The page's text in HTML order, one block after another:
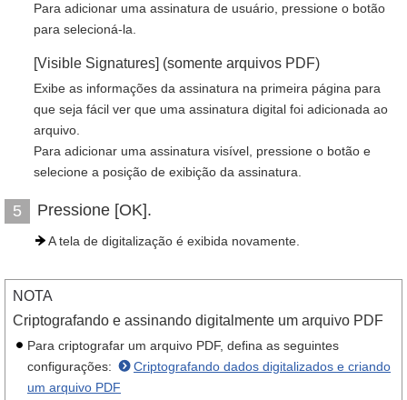
Para adicionar uma assinatura de usuário, pressione o botão
para selecioná-la.
[Visible Signatures] (somente arquivos PDF)
Exibe as informações da assinatura na primeira página para
que seja fácil ver que uma assinatura digital foi adicionada ao
arquivo.
Para adicionar uma assinatura visível, pressione o botão e
selecione a posição de exibição da assinatura.
5 Pressione [OK].
A tela de digitalização é exibida novamente.
NOTA
Criptografando e assinando digitalmente um arquivo PDF
Para criptografar um arquivo PDF, defina as seguintes
configurações:
Criptografando dados digitalizados e criando
um arquivo PDF